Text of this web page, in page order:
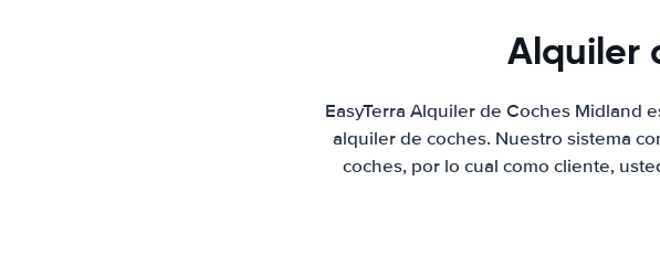
Alquiler
EasyTerra Alquiler de Coches Midland
alquiler de coches. Nuestro sistema
coches, por lo cual como cliente,